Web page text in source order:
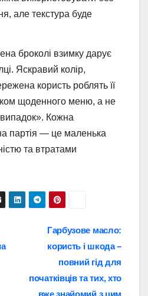
але текстура буде
броколі взимку дарує
Яскравий колір,
користь роблять її
щоденного меню, а не
Кожна
партія — це маленька
та втратами
Гарбузове масло:
користь і шкода –
повний гід для
початківців та тих, хто
вже знайомий з цим